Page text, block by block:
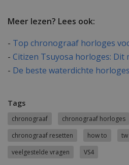
Meer lezen? Lees ook:
- Top chronograaf horloges
- Citizen Tsuyosa horloges: Dit
- De beste waterdichte
Tags
chronograaf chronograaf horloges
chronograaf resetten
how to
veelgestelde vragen
VS4